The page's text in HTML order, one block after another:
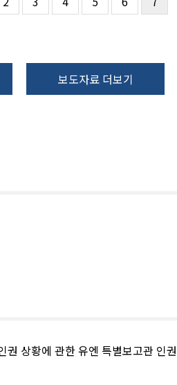
재
보도자료 더보기
권 상황에 관한 유엔 특별보고관 인권